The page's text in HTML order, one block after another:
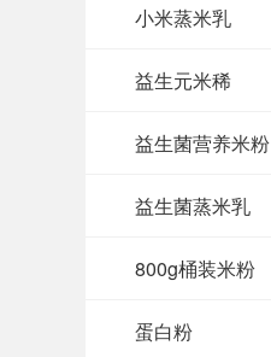
小米蒸米乳
益生元米稀
益生菌营养米粉
益生菌蒸米乳
800g桶装米粉
蛋白粉